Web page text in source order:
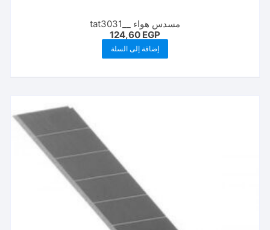
مسدس هواء __tat3031
124,60 EGP
إضافة إلى السلة